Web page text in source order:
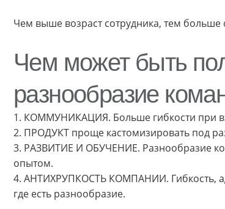
Чем выше возраст сотрудника, тем
Чем может быть
разнообразие
1. КОММУНИКАЦИЯ. Больше гибкости при
2. ПРОДУКТ проще кастомизировать под
3. РАЗВИТИЕ И ОБУЧЕНИЕ. Разнообразие
опытом.
4. АНТИХРУПКОСТЬ КОМПАНИИ. Гибкость,
где есть разнообразие.